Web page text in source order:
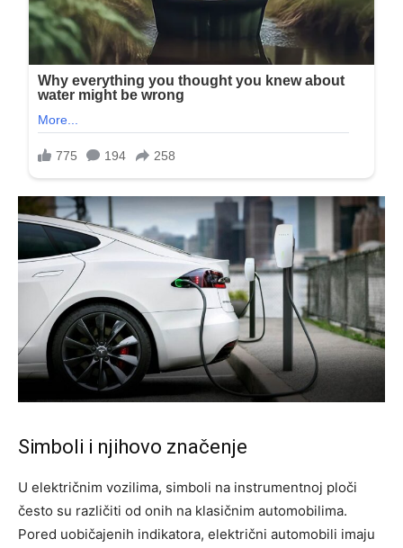
Simboli i njihovo značenje
U električnim vozilima, simboli na instrumentnoj ploči
često su različiti od onih na klasičnim automobilima.
Pored uobičajenih indikatora, električni automobili imaju